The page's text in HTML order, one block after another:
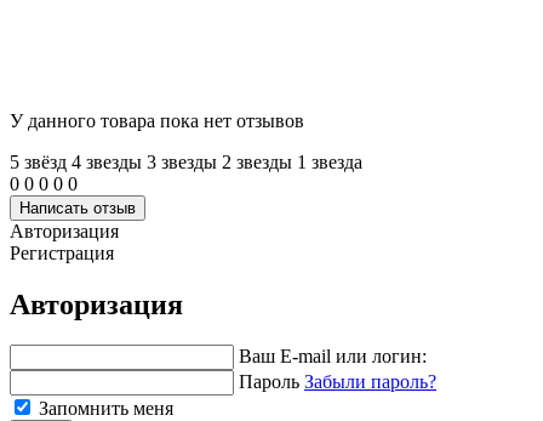
У данного товара пока нет отзывов
5 звёзд 4 звeзды 3 звeзды 2 звeзды 1 звeзда
0 0 0 0 0
Написать отзыв
Авторизация
Регистрация
Авторизация
Ваш E-mail или логин:
Пароль Забыли пароль?
Запомнить меня